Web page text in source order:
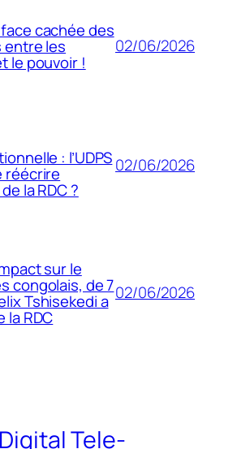
face cachée des
entre les
le pouvoir !
02/06/2026
: l’UDPS
réécrire
la RDC ?
02/06/2026
sur le
congolais, de 7
Tshisekedi a
la RDC
02/06/2026
Tele-